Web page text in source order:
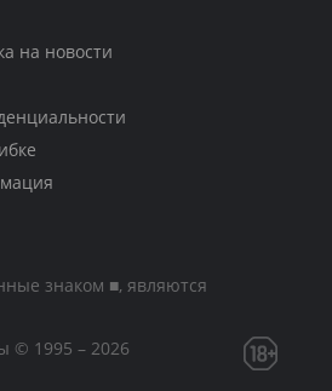
на новости
знаком ■, являются
© 1995 – 2026